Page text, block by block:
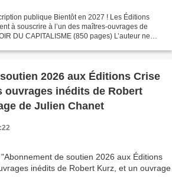
publique Bientôt en 2027 ! Les Éditions
à souscrire à l’un des maîtres-ouvrages de
DU CAPITALISME (850 pages) L’auteur ne
2026 aux Éditions Crise
ouvrages inédits de Robert
de Julien Chanet